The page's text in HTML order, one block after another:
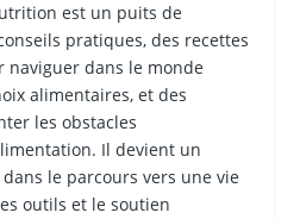
est un puits de
pratiques, des recettes
naviguer dans le monde
alimentaires, et des
les obstacles
Il devient un
le parcours vers une vie
outils et le soutien